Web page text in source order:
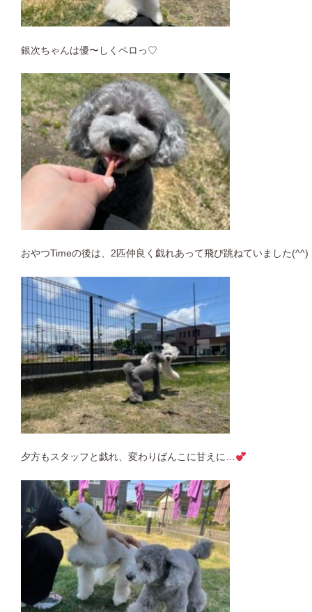
銀次ちゃんは優〜しくペロっ♡
おやつTimeの後は、2匹仲良く戯れあって飛び跳ねていました(^^)
夕方もスタッフと戯れ、変わりばんこに甘えに…